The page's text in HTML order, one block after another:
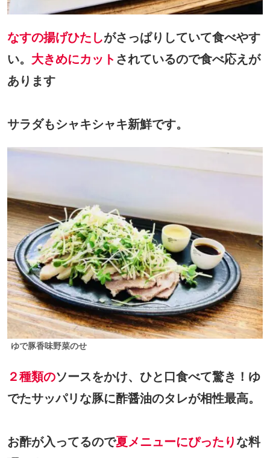
なすの揚げひたしがさっぱりしていて食べやす
い。 大きめにカット されているので食べ応えが
あります
サラダもシャキシャキ新鮮です。
ゆで豚香味野菜のせ
２種類のソースをかけ、ひと口食べて驚き！ゆ
でたサッパリな豚に酢醤油のタレが相性最高。
お酢が入ってるので夏メニューにぴったり な料